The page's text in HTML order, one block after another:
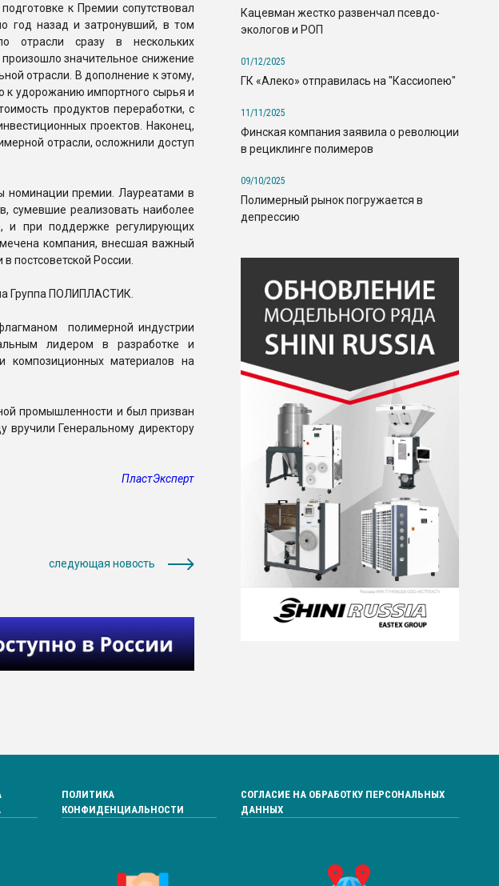
к Премии сопутствовал
год назад и затронувший, в том
отрасли сразу в нескольких
значительное снижение
отрасли. В дополнение к этому,
к удорожанию импортного сырья и
продуктов переработки, с
проектов. Наконец,
отрасли, осложнили доступ
номинации премии. Лауреатами в
сумевшие реализовать наиболее
и при поддержке регулирующих
компания, внесшая важный
постсоветской России.
Группа ПОЛИПЛАСТИК.
полимерной индустрии
лидером в разработке и
композиционных материалов на
промышленности и был призван
вручили Генеральному директору
ПластЭксперт
следующая новость
Кацевман жестко развенчал псевдо-
экологов и РОП
01/12/2025
ГК «Алеко» отправилась на "Кассиопею"
11/11/2025
Финская компания заявила о революции
в рециклинге полимеров
09/10/2025
Полимерный рынок погружается в
депрессию
ПОЛИТИКА
КОНФИДЕНЦИАЛЬНОСТИ
СОГЛАСИЕ НА ОБРАБОТКУ ПЕРСОНАЛЬНЫХ
ДАННЫХ